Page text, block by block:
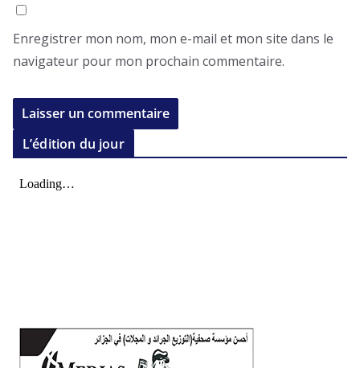
Enregistrer mon nom, mon e-mail et mon site dans le
navigateur pour mon prochain commentaire.
L’édition du jour